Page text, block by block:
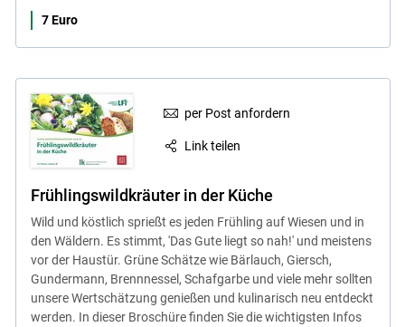
7 Euro
per Post anfordern
Link teilen
Frühlingswildkräuter in der Küche
Wild und köstlich sprießt es jeden Frühling auf Wiesen und in
den Wäldern. Es stimmt, 'Das Gute liegt so nah!' und meistens
vor der Haustür. Grüne Schätze wie Bärlauch, Giersch,
Gundermann, Brennnessel, Schafgarbe und viele mehr sollten
unsere Wertschätzung genießen und kulinarisch neu entdeckt
werden. In dieser Broschüre finden Sie die wichtigsten Infos